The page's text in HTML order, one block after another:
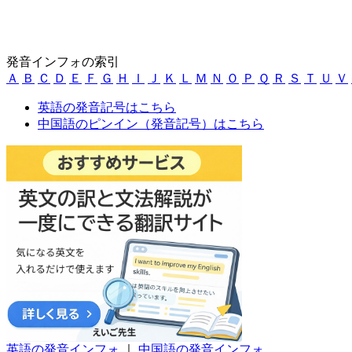
発音インフォの索引
Ａ
Ｂ Ｃ Ｄ Ｅ Ｆ Ｇ Ｈ Ｉ Ｊ Ｋ Ｌ Ｍ Ｎ Ｏ Ｐ Ｑ Ｒ Ｓ Ｔ Ｕ Ｖ
英語の発音記号はこちら
中国語のピンイン（発音記号）はこちら
英語の発音インフォ 中国語の発音インフォ